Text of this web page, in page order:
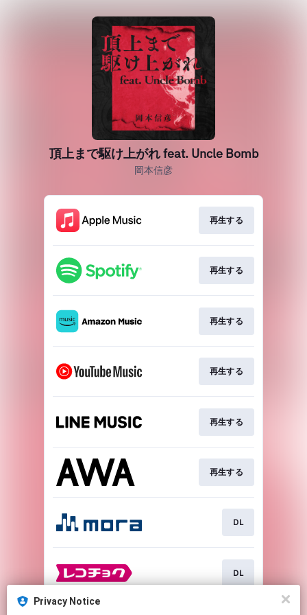
Privacy Notice
頂上まで駆け上がれ feat. Uncle Bomb
岡本信彦
再生する
再生する
再生する
再生する
再生する
再生する
DL
DL